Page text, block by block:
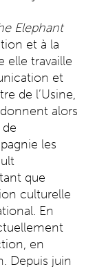
Elephant
et à la
elle travaille
et
de l’Usine,
alors
les
que
culturelle
En
en
Depuis juin